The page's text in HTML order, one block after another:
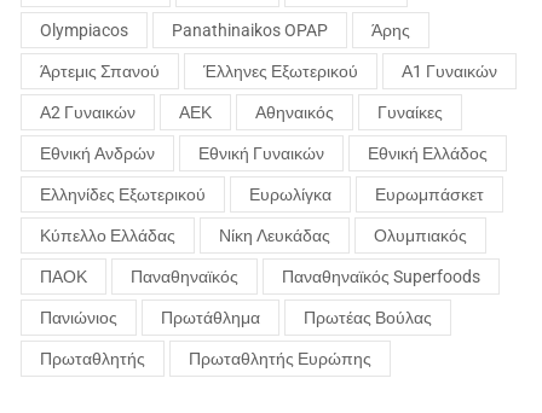
Olympiacos Panathinaikos OPAP Άρης
Άρτεμις Σπανού Έλληνες Εξωτερικού Α1 Γυναικών
Α2 Γυναικών ΑΕΚ Αθηναικός Γυναίκες
Εθνική Ανδρών Εθνική Γυναικών Εθνική Ελλάδος
Ελληνίδες Εξωτερικού Ευρωλίγκα Ευρωμπάσκετ
Κύπελλο Ελλάδας Νίκη Λευκάδας Ολυμπιακός
ΠΑΟΚ Παναθηναϊκός Παναθηναϊκός Superfoods
Πανιώνιος Πρωτάθλημα Πρωτέας Βούλας
Πρωταθλητής Πρωταθλητής Ευρώπης